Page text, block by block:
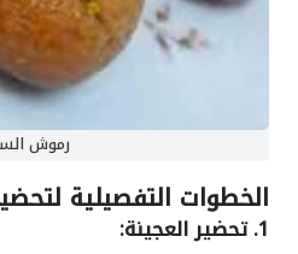
رموش
الخطوات التفصيلية
1. تحضير العجينة: